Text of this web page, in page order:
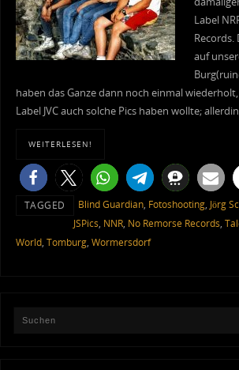
Label
Records.
auf
haben das Ganze dann noch einmal wiederholt,
Label JVC auch solche Pics haben wollte;
WEITERLESEN!
TAGGED Blind Guardian, Fotoshooting, Jörg
JSPics, NNR, No Remorse Records,
World, Tomburg, Wormersdorf